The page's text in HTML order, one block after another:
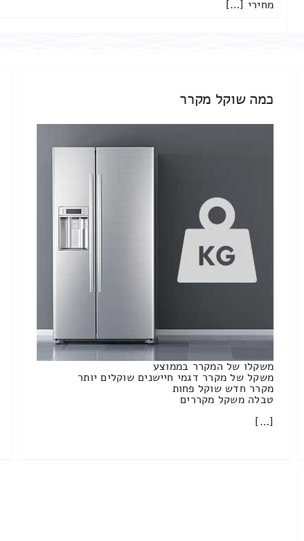
מחירי […]
כמה שוקל מקרר
משקלו של המקרר בממוצע
משקל של מקרר דגמי חיישנים שוקלים יותר
מקרר חדש שוקל פחות
טבלה משקל מקררים
[…]